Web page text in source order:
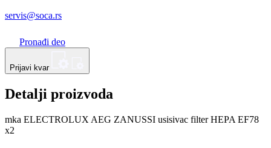
servis@soca.rs
Pronađi deo
Prijavi kvar
Detalji proizvoda
mka ELECTROLUX AEG ZANUSSI usisivac filter HEPA EF78
x2